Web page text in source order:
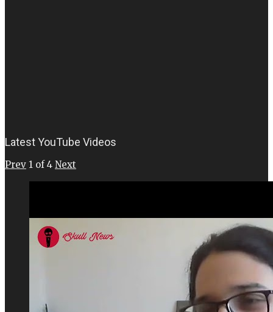
Latest YouTube Videos
Prev 1 of 4 Next